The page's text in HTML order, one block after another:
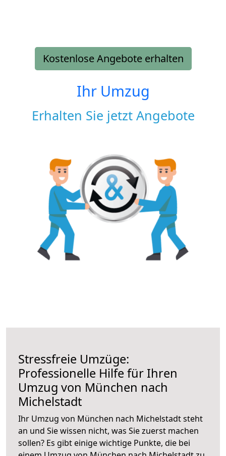
Kostenlose Angebote erhalten
Ihr Umzug
Erhalten Sie jetzt Angebote
Stressfreie Umzüge:
Professionelle Hilfe für Ihren
Umzug von München nach
Michelstadt
Ihr Umzug von München nach Michelstadt steht
an und Sie wissen nicht, was Sie zuerst machen
sollen? Es gibt einige wichtige Punkte, die bei